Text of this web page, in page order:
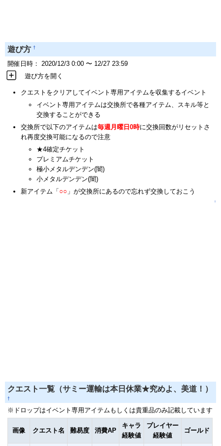
遊び方 †
開催日時： 2020/12/3 0:00 〜 12/27 23:59
遊び方を開く
クエストをクリアしてイベント専用アイテムを収集するイベント
イベント専用アイテムは交換所で各種アイテム、スキル等と
交換することができる
交換所で以下のアイテムは毎週月曜日0時に交換回数がリセットさ
れ再度交換可能になるので注意
★4確定チケット
プレミアムチケット
極小メタルデンデン(闇)
小メタルデンデン(闇)
新アイテム「 ○○ 」が交換所にあるので忘れず交換しておこう
↑
クエスト一覧（サミー運輸は本日休業★究めよ、美道！）
†
※ドロップはイベント専用アイテムもしくは貴重品のみ記載しています
画像 クエスト名 難易度 消費AP
キャラ
経験値
プレイヤー
経験値
ゴールド